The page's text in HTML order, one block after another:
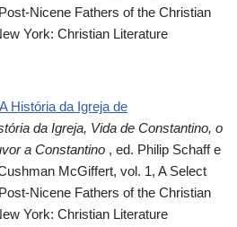
Nicene Fathers of the Christian
York: Christian Literature
História da Igreja de
da Igreja, Vida de Constantino, o
a Constantino , ed. Philip Schaff e
McGiffert, vol. 1, A Select
Nicene Fathers of the Christian
York: Christian Literature